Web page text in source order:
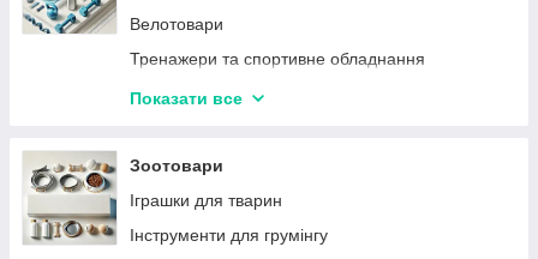
Джерела безперебійного живлення (ДБЖ)
Торговельні ваги
Велотовари
Тренажери та спортивне обладнання
Товари для пляжу, плавання
Спортивні аксесуари, сумки
Показати все
Зоотовари
Іграшки для тварин
Інструменти для грумінгу